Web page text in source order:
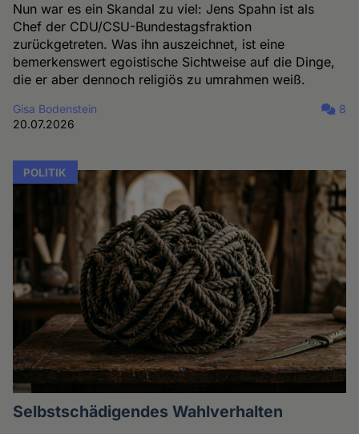
Nun war es ein Skandal zu viel: Jens Spahn ist als
Chef der CDU/CSU-Bundestagsfraktion
zurückgetreten. Was ihn auszeichnet, ist eine
bemerkenswert egoistische Sichtweise auf die Dinge,
die er aber dennoch religiös zu umrahmen weiß.
Gisa Bodenstein
20.07.2026
8
POLITIK
Selbstschädigendes Wahlverhalten